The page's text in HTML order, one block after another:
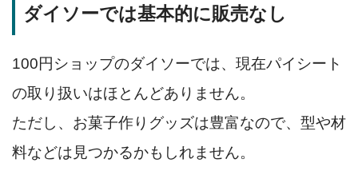
ダイソーでは基本的に販売なし
100円ショップのダイソーでは、現在パイシート
の取り扱いはほとんどありません。
ただし、お菓子作りグッズは豊富なので、型や材
料などは見つかるかもしれません。